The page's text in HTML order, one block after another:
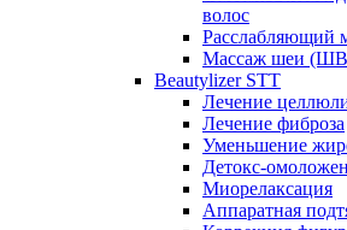
волос
Расслабляющий
Массаж шеи
Beautylizer STT
Лечение
Лечение фиброза
Уменьшение
Детокс-
Миорелаксация
Аппаратная